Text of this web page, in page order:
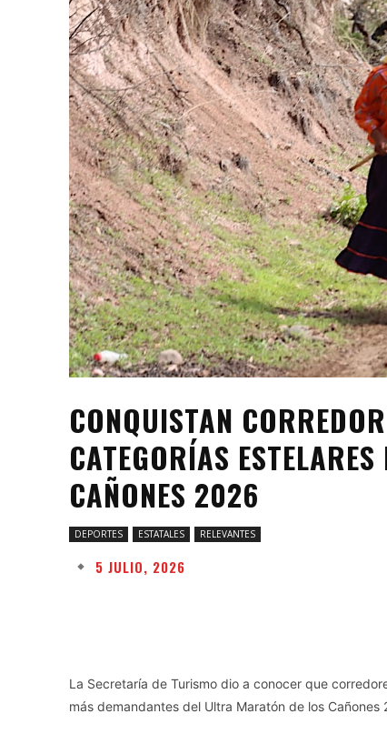
CONQUISTAN
CATEGORÍAS
CAÑONES 2026
DEPORTES ESTATALES RELEVANTES
5 JULIO, 2026
La Secretaría de Turismo dio a conocer que
más demandantes del Ultra Maratón de los